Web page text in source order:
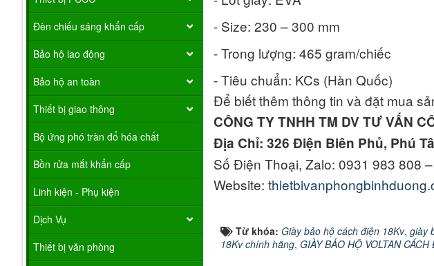
- Size: 230 – 300 mm
- Trong lượng: 465 gram/chiếc
- Tiêu chuẩn: KCs (Hàn Quốc)
Để biết thêm thông tin và đặt mua
CÔNG TY TNHH TM DV TƯ VẤN
Địa Chỉ: 326 Điện Biên Phủ, Phú
Số Điện Thoại, Zalo: 0931 983 808
Website:
Từ khóa:Giày bảo hộ cách điện 18Kv,giày
18Kv chính hãng,GIÀY BẢO HỘ VOLTAN
Đèn chiếu sáng khẩn cấp
Bảo hộ lao động
Bảo hộ an toàn
Thiết bị giao thông
Bộ ứng phó tràn đổ hóa chất
Bồn rửa mắt khẩn cấp
Linh kiện - Phụ kiện
Dịch Vụ
Thiết bị văn phòng